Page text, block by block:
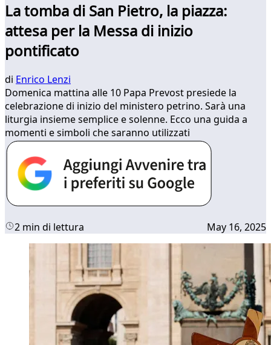
La tomba di San Pietro, la piazza:
attesa per la Messa di inizio
pontificato
di Enrico Lenzi
Domenica mattina alle 10 Papa Prevost presiede la
celebrazione di inizio del ministero petrino. Sarà una
liturgia insieme semplice e solenne. Ecco una guida a
momenti e simboli che saranno utilizzati
2 min di lettura May 16, 2025